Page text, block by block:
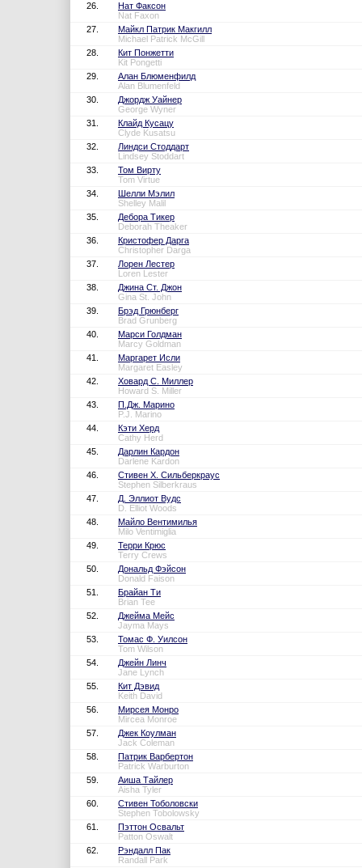
26.
Нат Факсон
Nat Faxon
27.
Майкл Патрик Макгилл
Michael Patrick McGill
28.
Кит Понжетти
Kit Pongetti
29.
Алан Блюменфилд
Alan Blumenfeld
30.
Джордж Уайнер
George Wyner
31.
Клайд Кусацу
Clyde Kusatsu
32.
Линдси Стоддарт
Lindsey Stoddart
33.
Том Вирту
Tom Virtue
34.
Шелли Мэлил
Shelley Malil
35.
Дебора Тикер
Deborah Theaker
36.
Кристофер Дарга
Christopher Darga
37.
Лорен Лестер
Loren Lester
38.
Джина Ст. Джон
Gina St. John
39.
Брэд Грюнберг
Brad Grunberg
40.
Марси Голдман
Marcy Goldman
41.
Маргарет Исли
Margaret Easley
42.
Ховард С. Миллер
Howard S. Miller
43.
П.Дж. Марино
P.J. Marino
44.
Кэти Херд
Cathy Herd
45.
Дарлин Кардон
Darlene Kardon
46.
Стивен Х. Сильберкраус
Stephen Silberkraus
47.
Д. Эллиот Вудс
D. Elliot Woods
48.
Майло Вентимилья
Milo Ventimiglia
49.
Терри Крюс
Terry Crews
50.
Дональд Фэйсон
Donald Faison
51.
Брайан Ти
Brian Tee
52.
Джейма Мейс
Jayma Mays
53.
Томас Ф. Уилсон
Tom Wilson
54.
Джейн Линч
Jane Lynch
55.
Кит Дэвид
Keith David
56.
Мирсея Монро
Mircea Monroe
57.
Джек Коулман
Jack Coleman
58.
Патрик Варбертон
Patrick Warburton
59.
Аиша Тайлер
Aisha Tyler
60.
Стивен Тоболовски
Stephen Tobolowsky
61.
Пэттон Освальт
Patton Oswalt
62.
Рэндалл Пак
Randall Park